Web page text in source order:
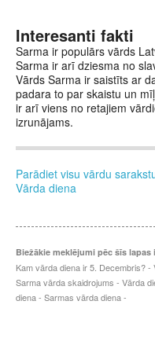
Interesanti fakti
Sarma ir populārs vārds
Sarma ir arī dziesma no
Vārds Sarma ir saistīts ar
padara to par skaistu un
ir arī viens no retajiem
izrunājams.
Parādiet visu vārdu
Vārda diena
Biežākie meklējumi pēc šīs lapas
Kam vārda diena ir 5. Decembris?
Sarma vārda skaidrojums - Vārda
diena - Sarmas vārda diena -